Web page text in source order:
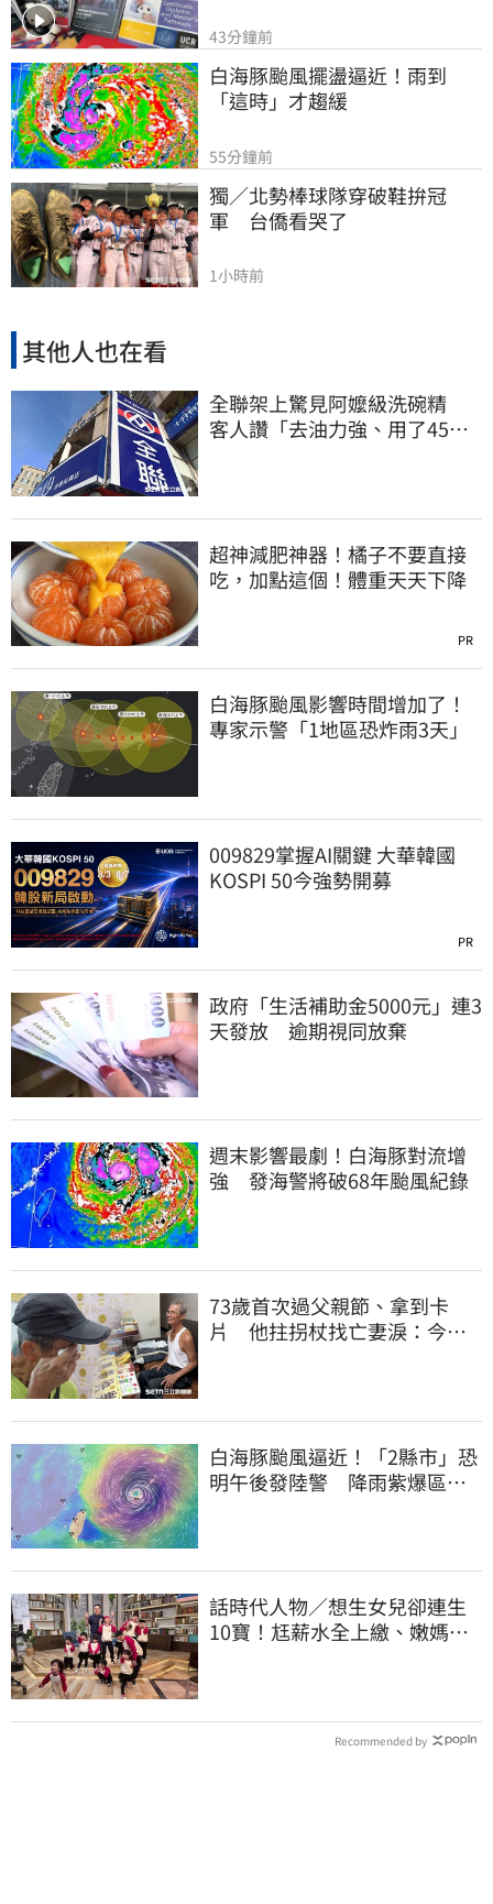
43分鐘前
白海豚颱風擺盪逼近！雨到
「這時」才趨緩
55分鐘前
獨／北勢棒球隊穿破鞋拚冠
軍　台僑看哭了
1小時前
其他人也在看
全聯架上驚見阿嬤級洗碗精
客人讚「去油力強、用了45
超神減肥神器！橘子不要直接
吃，加點這個！體重天天下降
PR
白海豚颱風影響時間增加了！
專家示警「1地區恐炸雨3天」
009829掌握AI關鍵 大華韓國
KOSPI 50今強勢開募
PR
政府「生活補助金5000元」連3
天發放 逾期視同放棄
週末影響最劇！白海豚對流增
強 發海警將破68年颱風紀錄
73歲首次過父親節、拿到卡
片 他拄拐杖找亡妻淚：今天
白海豚颱風逼近！「2縣市」恐
明午後發陸警 降雨紫爆區域
話時代人物／想生女兒卻連生
10寶！尪薪水全上繳、嫩媽吐
Recommended by